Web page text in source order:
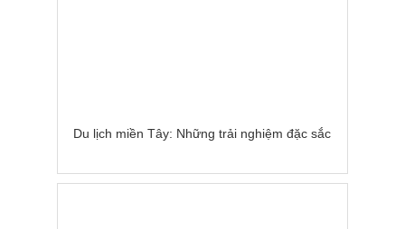
Du lịch miền Tây: Những trải nghiệm đặc sắc